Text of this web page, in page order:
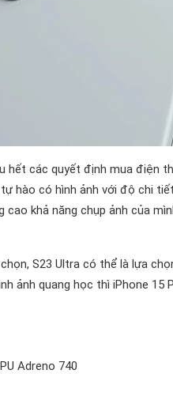
hết các quyết định mua điện
hào có hình ảnh với độ chi
khả năng chụp ảnh của
S23 Ultra có thể là lựa
ảnh quang học thì iPhone 15
Adreno 740